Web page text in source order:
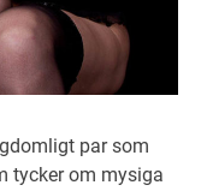
par som
tycker om mysiga